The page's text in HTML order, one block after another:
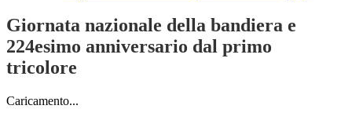
Giornata nazionale della bandiera e
224esimo anniversario dal primo
tricolore
Caricamento...